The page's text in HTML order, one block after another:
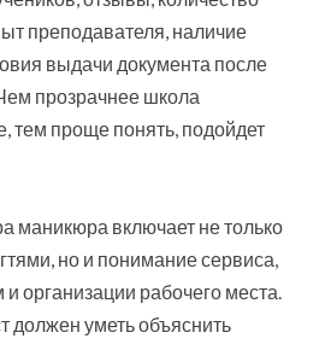
преподавателя, наличие
выдачи документа после
прозрачнее школа
тем проще понять, подойдет
маникюра включает не только
но и понимание сервиса,
организации рабочего места.
должен уметь объяснить